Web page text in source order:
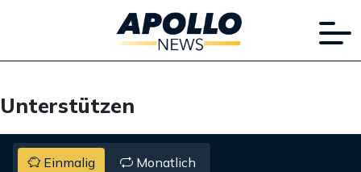
Unterstützen
Einmalig Monatlich